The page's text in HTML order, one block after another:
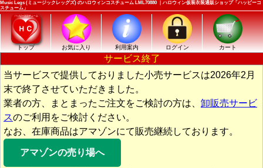
Music Legs (ミュージックレッグズ) のハロウィンコスチューム LML70880 ｜ハロウィン仮装衣装通販ショップ「ハッピーコ
スチューム」
トップ お気に入り 利用案内 ログイン カート
サービス終了
当サービスで提供しておりました小売サービスは2026年2月
末で終了させていただきました。
業者の方、まとまったご注文をご検討の方は、 卸販売サービ
スのご利用をご検討ください。
なお、在庫商品はアマゾンにて販売継続しております。
アマゾンの売り場へ